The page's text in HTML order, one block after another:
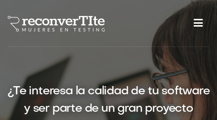
¿Te interesa la calidad de tu software
y ser parte de un gran proyecto